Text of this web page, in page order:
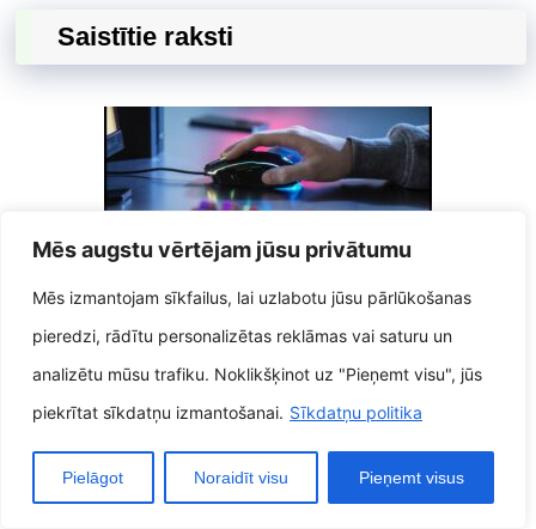
Mēs augstu vērtējam jūsu privātumu
Mēs izmantojam sīkfailus, lai uzlabotu jūsu pārlūkošanas
pieredzi, rādītu personalizētas reklāmas vai saturu un
analizētu mūsu trafiku. Noklikšķinot uz "Pieņemt visu", jūs
piekrītat sīkdatņu izmantošanai. Sīkdatņu politika
Pielāgot Noraidīt visu Pieņemt visus
Saistītie raksti
Piederumu varavīksne, lai varētu
paspilgtinātu jūsu digitālo dzīvi